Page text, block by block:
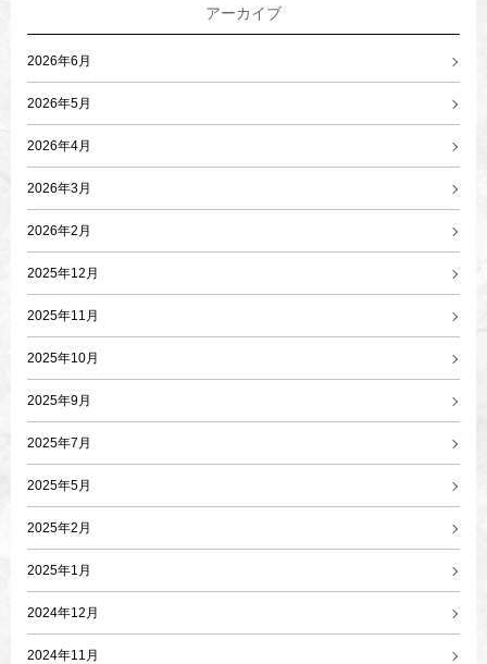
アーカイブ
2026年6月
2026年5月
2026年4月
2026年3月
2026年2月
2025年12月
2025年11月
2025年10月
2025年9月
2025年7月
2025年5月
2025年2月
2025年1月
2024年12月
2024年11月